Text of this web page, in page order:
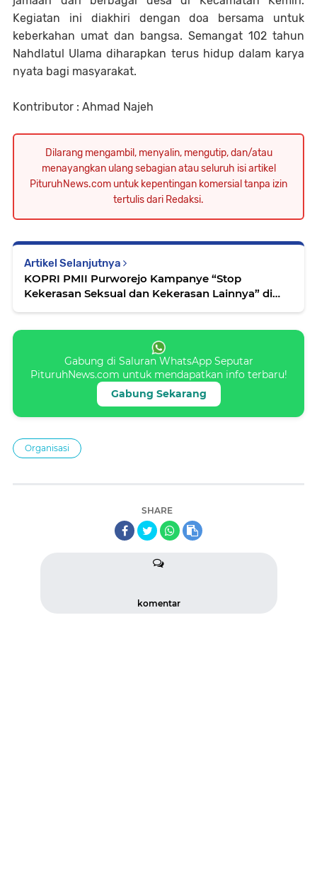
Kegiatan ini diakhiri dengan doa bersama untuk
keberkahan umat dan bangsa. Semangat 102 tahun
Nahdlatul Ulama diharapkan terus hidup dalam karya
nyata bagi masyarakat.
Kontributor : Ahmad Najeh
Dilarang mengambil, menyalin, mengutip, dan/atau
menayangkan ulang sebagian atau seluruh isi artikel
PituruhNews.com untuk kepentingan komersial tanpa izin
tertulis dari Redaksi.
Artikel Selanjutnya
KOPRI PMII Purworejo Kampanye “Stop
Kekerasan Seksual dan Kekerasan Lainnya” di
Gabung di Saluran WhatsApp Seputar
PituruhNews.com untuk mendapatkan info terbaru!
Gabung Sekarang
Organisasi
SHARE
komentar